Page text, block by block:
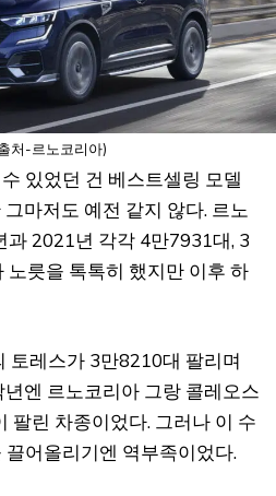
처-르노코리아)
있었던 건 베스트셀링 모델
마저도 예전 같지 않다. 르노
과 2021년 각각 4만7931대, 3
릇을 톡톡히 했지만 이후 하
토레스가 3만8210대 팔리며
엔 르노코리아 그랑 콜레오스
팔린 차종이었다. 그러나 이 수
어올리기엔 역부족이었다.